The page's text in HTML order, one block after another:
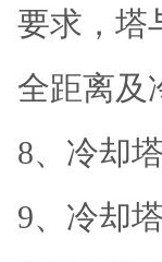
要求，塔
全距离及
8、冷却
9、冷却